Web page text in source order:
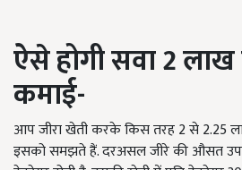
ऐसे होगी सवा 2
कमाई-
आप जीरा खेती करके किस तरह 2 से 2.25
इसको समझते हैं. दरअसल जीरे की औसत